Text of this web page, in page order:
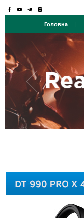
Головна |